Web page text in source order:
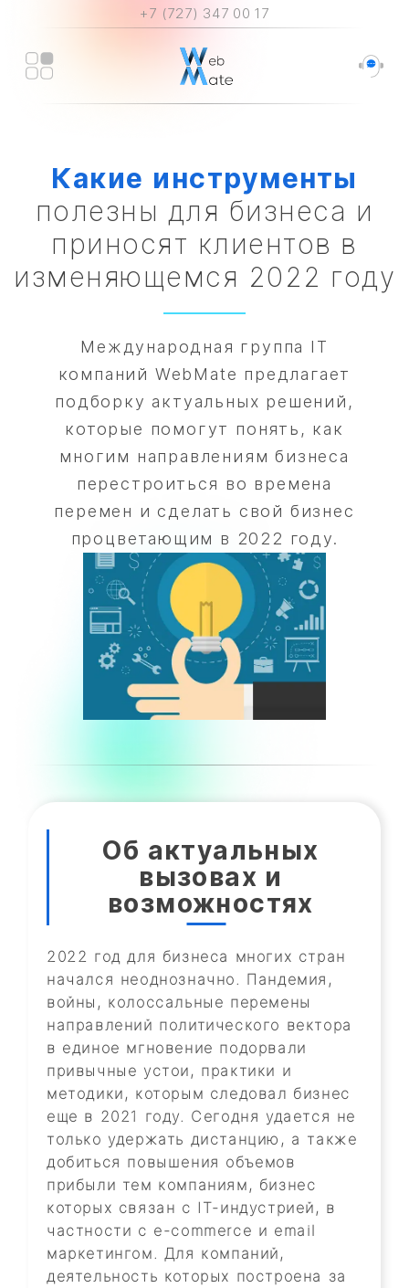
+7 (727) 347 00 17
Какие инструменты
полезны для бизнеса и
приносят клиентов в
изменяющемся 2022 году
Международная группа IT
компаний WebMate предлагает
подборку актуальных решений,
которые помогут понять, как
многим направлениям бизнеса
перестроиться во времена
перемен и сделать свой бизнес
процветающим в 2022 году.
Об актуальных
вызовах и
возможностях
2022 год для бизнеса многих стран
начался неоднозначно. Пандемия,
войны, колоссальные перемены
направлений политического вектора
в единое мгновение подорвали
привычные устои, практики и
методики, которым следовал бизнес
еще в 2021 году. Сегодня удается не
только удержать дистанцию, а также
добиться повышения объемов
прибыли тем компаниям, бизнес
которых связан с IT-индустрией, в
частности с e-commerce и email
маркетингом. Для компаний,
деятельность которых построена за